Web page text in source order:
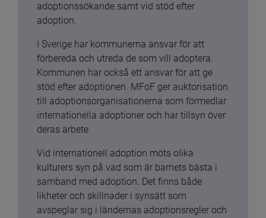
adoptionssökande samt vid stöd efter
adoption.
I Sverige har kommunerna ansvar för att
förbereda och utreda de som vill adoptera.
Kommunen har också ett ansvar för att ge
stöd efter adoptionen. MFoF ger auktorisation
till adoptionsorganisationerna som förmedlar
internationella adoptioner och har tillsyn över
deras arbete.
Vid internationell adoption möts olika
kulturers syn på vad som är barnets bästa i
samband med adoption. Det finns både
likheter och skillnader i synsätt som
avspeglar sig i ländernas adoptionsregler och